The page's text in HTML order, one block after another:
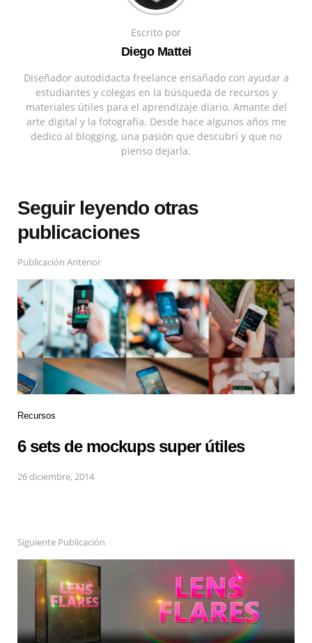
Escrito por
Diego Mattei
Diseñador autodidacta freelance ensañado con ayudar a
estudiantes y colegas en la búsqueda de recursos y
materiales útiles para el aprendizaje diario. Amante del
arte digital y la fotografía. Desde hace algunos años me
dedico al blogging, una pasión que descubrí y que no
pienso dejarla.
Seguir leyendo otras
publicaciones
Publicación Anterior
Recursos
6 sets de mockups super útiles
26 diciembre, 2014
Siguiente Publicación